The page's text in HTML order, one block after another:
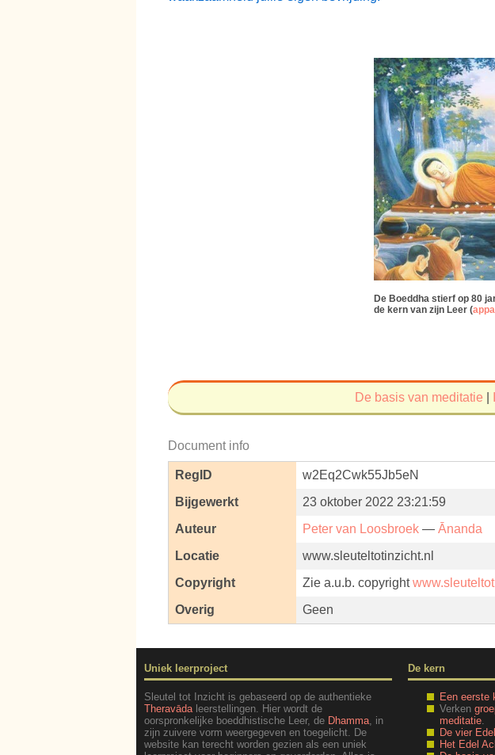
De Boeddha stierf op 80
de kern van zijn Leer (
De basis van meditatie
Document info
RegID
w2Eq2Cwk55Jb5eN
Bijgewerkt
23 oktober 2022 23:21:59
Auteur
Peter van Loosbroek — Ānanda
Locatie
www.sleuteltotinzicht.nl
Copyright
Zie a.u.b. copyright
Overig
Geen
Uniek leerproject
Sleutel tot Inzicht is gebaseerd op de authentieke
Theravāda leerstellingen. Hier wordt de
oorspronkelijke boeddhistische Leer, de Dhamma , in
zijn zuivere vorm weergegeven en toegelicht. De
website kan terecht worden gezien als een uniek
De kern
Een eerste
Verken
meditatie
De vier
Het Edel